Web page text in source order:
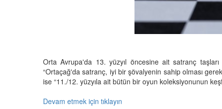
Orta Avrupa'da 13. yüzyıl öncesine ait satranç
“Ortaçağ'da satranç, iyi bir şövalyenin sahip olması
ise “11./12. yüzyıla ait bütün bir oyun koleksiyonunun
Devam etmek için tıklayın